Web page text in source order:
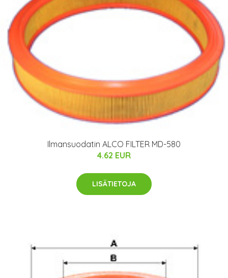
Ilmansuodatin ALCO FILTER MD-580
4.62 EUR
LISÄTIETOJA